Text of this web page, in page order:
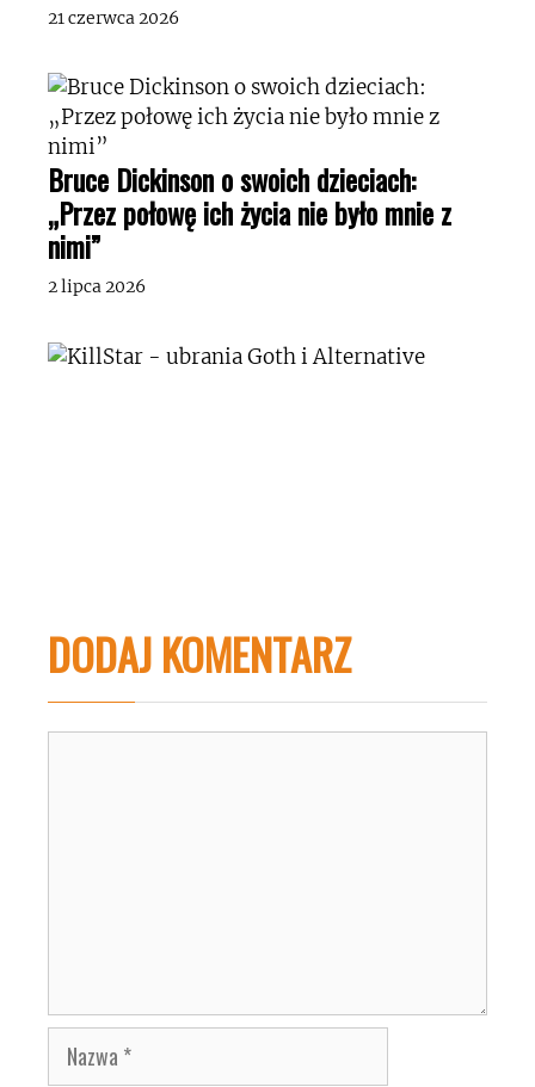
21 czerwca 2026
Bruce Dickinson o swoich dzieciach:
„Przez połowę ich życia nie było mnie z
nimi”
2 lipca 2026
DODAJ KOMENTARZ
Nazwa